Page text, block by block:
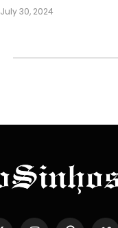
July 30, 2024